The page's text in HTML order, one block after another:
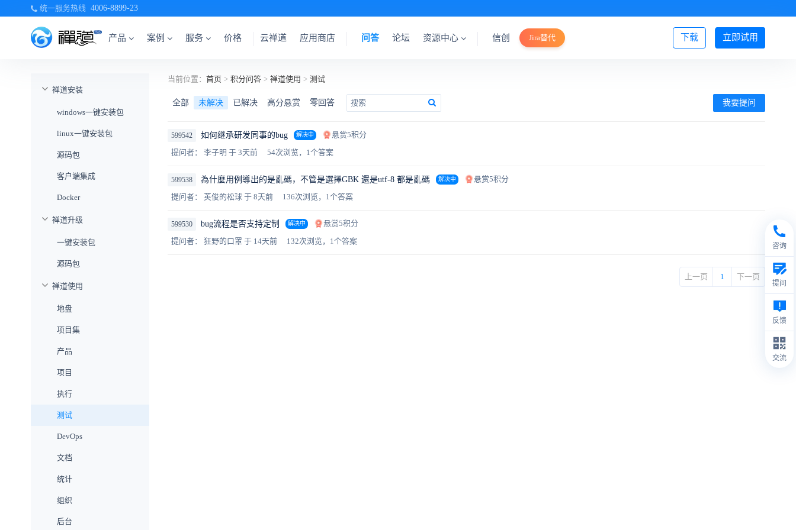
统一服务热线 4006-8899-23
产品 案例 服务 价格 立即试用
下载
云禅道 应用商店 问答 论坛 资源中心 信创 Jira替代 登录/注册
禅道安装
windows一键安装包
linux一键安装包
源码包
客户端集成
Docker
禅道升级
一键安装包
源码包
禅道使用
地盘
项目集
产品
项目
执行
测试
DevOps
文档
统计
组织
后台
当前位置： 首页 > 积分问答 > 禅道使用 > 测试
全部 未解决 已解决 高分悬赏 零回答 我要提问
599542 如何继承研发同事的bug 解决中
悬赏5积分
提问者： 李子明 于 3天前 54次浏览，1个答案
599538 為什麼用例導出的是亂碼，不管是選擇GBK 還是utf-8 都是亂碼 解决中
悬赏5积分
提问者： 英俊的松球 于 8天前 136次浏览，1个答案
599530 bug流程是否支持定制 解决中
悬赏5积分
提问者： 狂野的口罩 于 14天前 132次浏览，1个答案
上一页 1 下一页
咨询
提问
反馈
交流